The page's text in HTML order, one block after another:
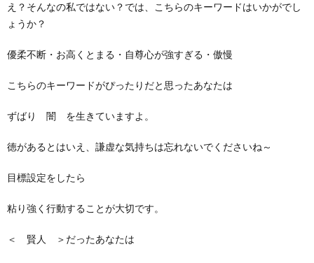
え？そんなの私ではない？では、こちらのキーワードはいかがでし
ょうか？
優柔不断・お高くとまる・自尊心が強すぎる・傲慢
こちらのキーワードがぴったりだと思ったあなたは
ずばり 闇 を生きていますよ。
徳があるとはいえ、謙虚な気持ちは忘れないでくださいね～
目標設定をしたら
粘り強く行動することが大切です。
＜ 賢人 ＞だったあなたは